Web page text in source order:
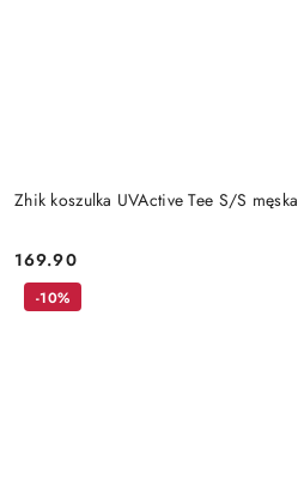
Zhik koszulka UVActive Tee S/S męska
Cena:
169.90
-10%